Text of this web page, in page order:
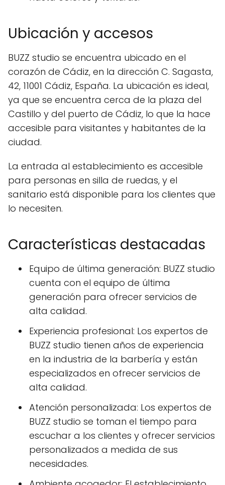
Ubicación y accesos
BUZZ studio se encuentra ubicado en el
corazón de Cádiz, en la dirección C. Sagasta,
42, 11001 Cádiz, España. La ubicación es ideal,
ya que se encuentra cerca de la plaza del
Castillo y del puerto de Cádiz, lo que la hace
accesible para visitantes y habitantes de la
ciudad.
La entrada al establecimiento es accesible
para personas en silla de ruedas, y el
sanitario está disponible para los clientes que
lo necesiten.
Características destacadas
Equipo de última generación: BUZZ studio
cuenta con el equipo de última
generación para ofrecer servicios de
alta calidad.
Experiencia profesional: Los expertos de
BUZZ studio tienen años de experiencia
en la industria de la barbería y están
especializados en ofrecer servicios de
alta calidad.
Atención personalizada: Los expertos de
BUZZ studio se toman el tiempo para
escuchar a los clientes y ofrecer servicios
personalizados a medida de sus
necesidades.